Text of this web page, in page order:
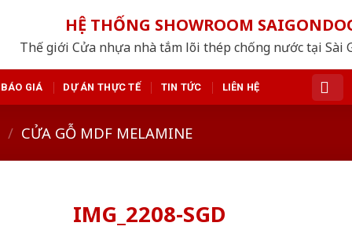
HỆ THỐNG SHOWROOM
Thế giới Cửa nhựa nhà tắm lõi thép chống nước tại Sài
BÁO GIÁ DỰ ÁN THỰC TẾ TIN TỨC LIÊN HỆ
/ CỬA GỖ MDF MELAMINE
IMG_2208-SGD